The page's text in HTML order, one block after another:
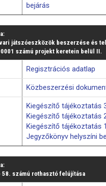
bejárás
játszóeszközök beszerzése és
számú projekt keretein belül II.
Regisztrációs adatlap
Közbeszerzési
Kiegészítő tájékoztatás
Kiegészítő tájékoztatás
Kiegészítő tájékoztatás 1
Jegyzőkönyv helyszíni
számú rothasztó felújítása